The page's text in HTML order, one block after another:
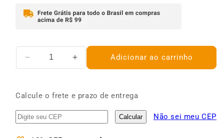
Diminuir
a
de
Decorativo
Cubismo
Aumentar
a
de
Decorativo
Cubismo
Surrealismo
Adicionar ao carrinho
Calcule o frete e prazo de entrega
Calcular Não sei meu CEP